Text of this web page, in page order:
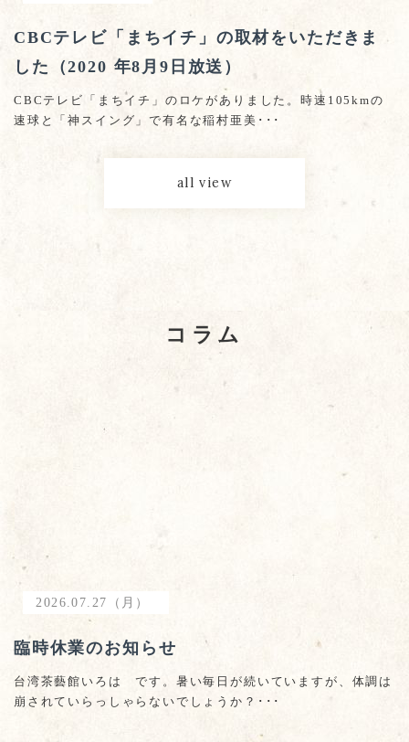
CBCテレビ「まちイチ」の取材をいただきま
した（2020 年8月9日放送）
CBCテレビ「まちイチ」のロケがありました。時速105kmの
速球と「神スイング」で有名な稲村亜美･･･
all view
コラム
2026.07.27（月）
臨時休業のお知らせ
台湾茶藝館いろは です。暑い毎日が続いていますが、体調は
崩されていらっしゃらないでしょうか？･･･